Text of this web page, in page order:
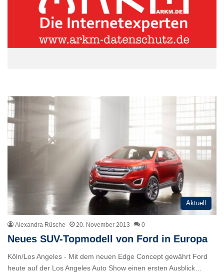
Aktuell
Alexandra Rüsche 20. November 2013 0
Neues SUV-Topmodell von Ford in Europa
Köln/Los Angeles - Mit dem neuen Edge Concept gewährt Ford
heute auf der Los Angeles Auto Show einen ersten Ausblick…